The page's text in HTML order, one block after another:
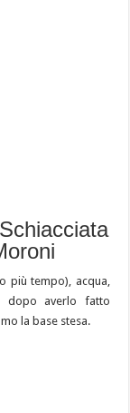
più tempo), acqua,
dopo averlo fatto
la base stesa.